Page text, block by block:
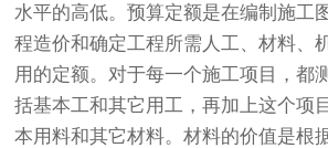
水平的高低。预算定额是在编制施工
程造价和确定工程所需人工、材料、
用的定额。对于每一个施工项目，都
括基本工和其它用工，再加上这个项
本用料和其它材料。材料的价值是根